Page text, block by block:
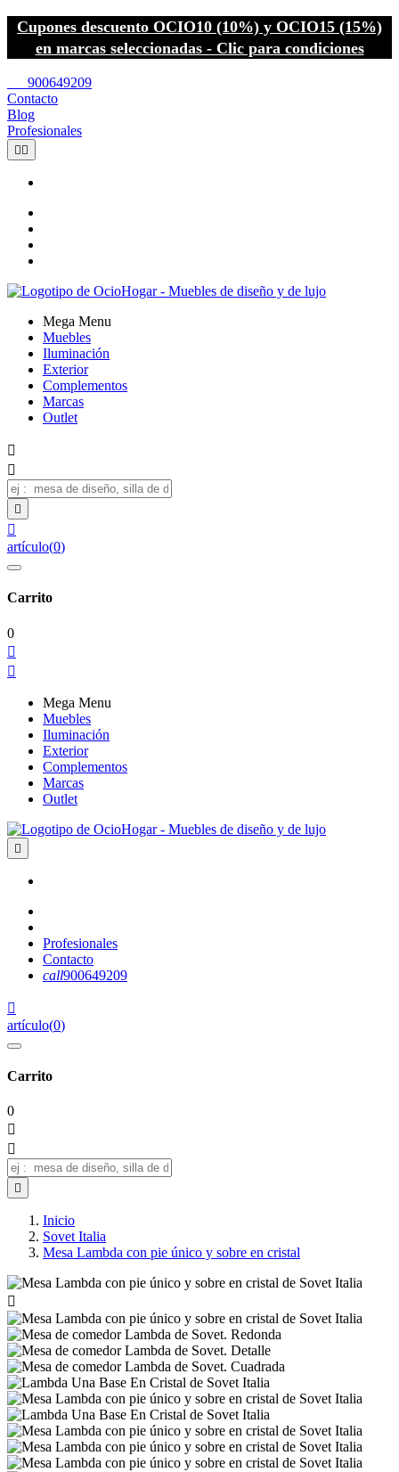
Cupones descuento OCIO10 (10%) y OCIO15 (15%)
en marcas seleccionadas - Clic para condiciones
900649209
Contacto
Blog
Profesionales
 
Mega Menu
Muebles
Iluminación
Exterior
Complementos
Marcas
Outlet




artículo(0)
Carrito
0


Mega Menu
Muebles
Iluminación
Exterior
Complementos
Marcas
Outlet

Profesionales
Contacto
call900649209

artículo(0)
Carrito
0



Inicio
Sovet Italia
Mesa Lambda con pie único y sobre en cristal
